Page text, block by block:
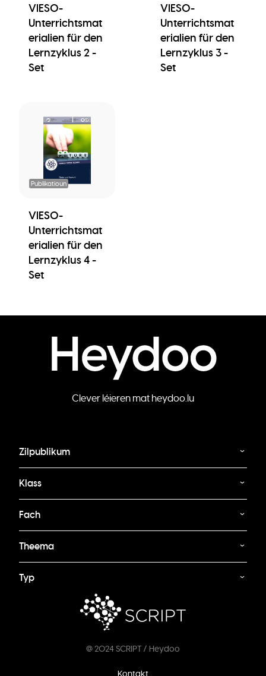
VIESO-
Unterrichtsmat
erialien für den
Lernzyklus 2 -
Set
VIESO-
Unterrichtsmat
erialien für den
Lernzyklus 3 -
Set
Publikatioun
VIESO-
Unterrichtsmat
erialien für den
Lernzyklus 4 -
Set
Clever léieren mat heydoo.lu
Zilpublikum
Klass
Fach
Theema
Typ
@ 2024 SCRIPT / Heydoo
Kontakt